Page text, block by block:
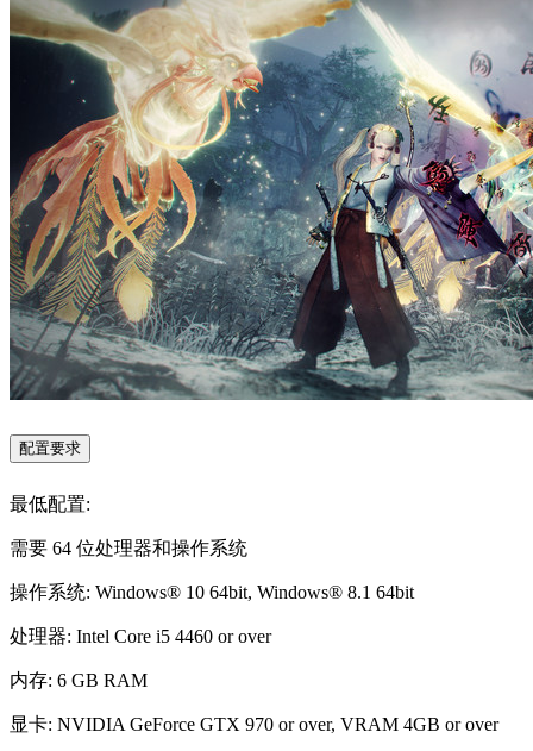
配置要求
最低配置:
需要 64 位处理器和操作系统
操作系统: Windows® 10 64bit, Windows® 8.1 64bit
处理器: Intel Core i5 4460 or over
内存: 6 GB RAM
显卡: NVIDIA GeForce GTX 970 or over, VRAM 4GB or over